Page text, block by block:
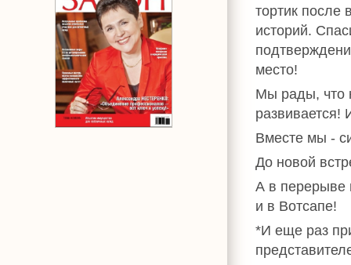
тортик после
историй.
место!
Мы рады, что
развивается!
Вместе мы -
До новой
А в перерыве
и в Вотсапе!
*И еще раз